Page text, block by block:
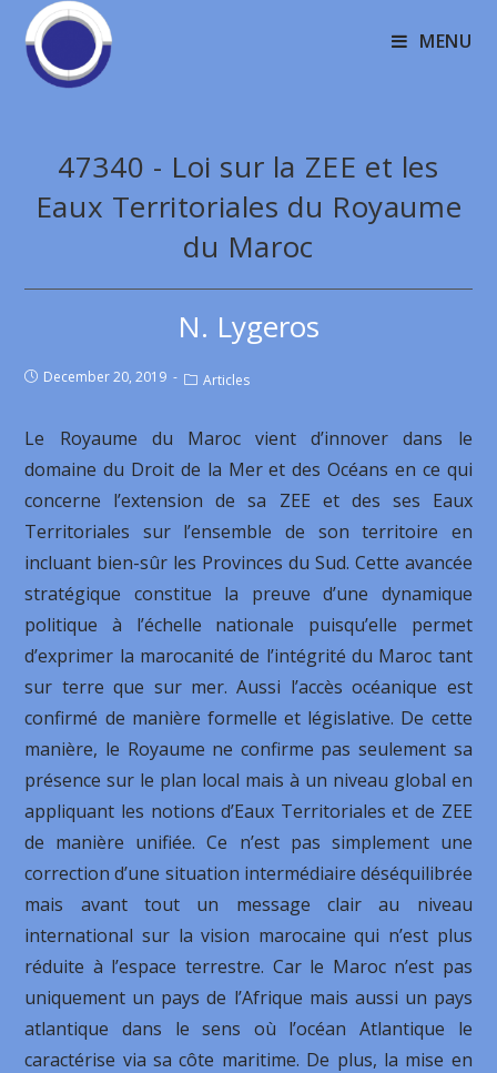
MENU
47340 - Loi sur la ZEE et les
Eaux Territoriales du Royaume
du Maroc
N. Lygeros
December 20, 2019 Articles
Le Royaume du Maroc vient d’innover dans le
domaine du Droit de la Mer et des Océans en ce qui
concerne l’extension de sa ZEE et des ses Eaux
Territoriales sur l’ensemble de son territoire en
incluant bien-sûr les Provinces du Sud. Cette avancée
stratégique constitue la preuve d’une dynamique
politique à l’échelle nationale puisqu’elle permet
d’exprimer la marocanité de l’intégrité du Maroc tant
sur terre que sur mer. Aussi l’accès océanique est
confirmé de manière formelle et législative. De cette
manière, le Royaume ne confirme pas seulement sa
présence sur le plan local mais à un niveau global en
appliquant les notions d’Eaux Territoriales et de ZEE
de manière unifiée. Ce n’est pas simplement une
correction d’une situation intermédiaire déséquilibrée
mais avant tout un message clair au niveau
international sur la vision marocaine qui n’est plus
réduite à l’espace terrestre. Car le Maroc n’est pas
uniquement un pays de l’Afrique mais aussi un pays
atlantique dans le sens où l’océan Atlantique le
caractérise via sa côte maritime. De plus, la mise en